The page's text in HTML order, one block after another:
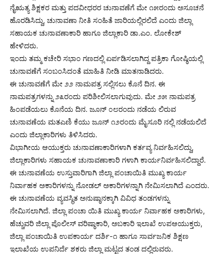
ನೈಋತ್ಯ ಶಿಕ್ಷಕರ ಮತ್ತು ಪದವೀಧರರ ಚುನಾವಣೆಗೆ ಮೇ ೧೫ರಂದು ಅಸೂಚನೆ
ಹೊರಡಿಸಿದ್ದು, ಚುನಾವಣಾ ನೀತಿ ಸಂಹಿತೆ ಜಾರಿಯಲ್ಲಿರಲಿದೆ ಎಂದು ಜಿಲ್ಲಾ
ಸಹಾಯಕ ಚುನಾವಣಾಕಾರಿ ಹಾಗೂ ಜಿಲ್ಲಾಕಾರಿ ಡಾ.ಎಂ. ಲೋಕೇಶ್
ಹೇಳಿದರು.
ಇಂದು ತಮ್ಮ ಕಚೇರಿ ಸಭಾಂ ಗಣದಲ್ಲಿ ಏರ್ಪಡಿಸಲಾಗಿದ್ದ ಪತ್ರಿಕಾ ಗೋಷ್ಠಿಯಲ್ಲಿ
ಚುನಾವಣೆಗೆ ಸಂಬಂಸಿದಂತೆ ಮಾಹಿತಿ ನೀಡಿ ಮಾತನಾಡಿದರು.
ಈ ಚುನಾವಣೆಗೆ ಮೇ ೨೨ ನಾಮಪತ್ರ ಸಲ್ಲಿಸಲು ಕೊನೆ ದಿನ. ಈ
ನಾಮಪತ್ರಗಳನ್ನು ೨೩ರಂದು ಪರಿಶೀಲಿಸಲಾಗುವುದು. ಮೇ ೨೫ ನಾಮಪತ್ರ
ಹಿಂಪಡೆಯಲು ಕೊನೆಯ ದಿನ. ಜೂನ್ ೦೮ರಂದು ನಡೆಯ ಲಿರುವ
ಚುನಾವಣೆಯ ಮತಎಣಿ ಕೆಯು ಜೂನ್ ೧೨ರಂದು ಮೈಸೂರಿ ನಲ್ಲಿ ನಡೆಯಲಿದೆ
ಎಂದು ಜಿಲ್ಲಾಕಾರಿಗಳು ತಿಳಿಸಿದರು.
ವಿಭಾಗೀಯ ಆಯುಕ್ತರು ಚುನಾವಣಾಕಾರಿಗಳಾಗಿ ಕರ್ತವ್ಯ ನಿರ್ವಹಿಸಲಿದ್ದು,
ಜಿಲ್ಲಾಕಾರಿಗಳು ಸಹಾಯಕ ಚುನಾವಣಾಕಾರಿ ಗಳಾಗಿ ಕಾರ್ಯನಿರ್ವಹಿಸಲಿದ್ದಾರೆ.
ಈ ಚುನಾವಣೆಯ ಉಸ್ತುವಾರಿಗಾಗಿ ಜಿಲ್ಲಾ ಪಂಚಾಯಿತಿ ಮುಖ್ಯ ಕಾರ್ಯ
ನಿರ್ವಾಹಕ ಅಕಾರಿಗಳನ್ನು ನೋಡಲ್ ಅಕಾರಿಗಳನ್ನಾಗಿ ನೇಮಿಸಲಾಗಿದೆ ಎಂದರು.
ಈ ಚುನಾವಣೆಯ ವ್ಯವಸ್ಥಿತ ಅನುಷ್ಠಾನಕ್ಕಾಗಿ ವಿವಿಧ ತಂಡಗಳನ್ನು
ನೇಮಿಸಲಾಗಿದೆ. ಜಿಲ್ಲಾ ಪಂಚಾ ಯಿತಿ ಮುಖ್ಯ ಕಾರ್ಯ ನಿರ್ವಾಹಕ ಅಕಾರಿಗಳು,
ಹೆಚ್ಚುವರಿ ಜಿಲ್ಲಾ ಪೊಲೀಸ್ ವರಿಷ್ಠಾಕಾರಿ, ಅಬಕಾರಿ ಇಲಾಖೆ ಉಪಆಯುಕ್ತರು,
ಜಿಲ್ಲಾ ಪಂಚಾಯಿತಿ ಉಪಕಾರ್ಯ ದರ್ಶಿ-೧ ಹಾಗೂ ಸಾರ್ವಜನಿಕ ಶಿಕ್ಷಣ
ಇಲಾಖೆಯ ಉಪನಿರ್ದೆ ಶಕರು ಜಿಲ್ಲಾ ಮಟ್ಟದ ತಂಡ ದಲ್ಲಿರುವರು.